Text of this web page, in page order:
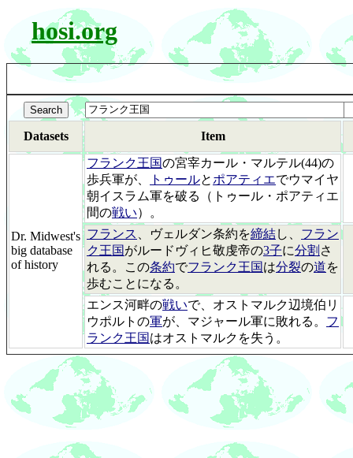
hosi.org
Datasets Item
Dr. Midwest's
big database
of history
フランク王国の宮宰カール・マルテル(44)の
歩兵軍が、
トゥールと ポアティエでウマイヤ
朝イスラム軍を破る（トゥール・ポアティエ
間の戦い）。
フランス
、ヴェルダン条約を締結し、 フラン
ク王国 がルードヴィヒ敬虔帝の3子に分割 さ
れる。この条約でフランク王国 は分裂の道を
歩むことになる。
エンス河畔の戦いで、オストマルク辺境伯リ
ウポルトの軍が、マジャール軍に敗れる。 フ
ランク王国はオストマルクを失う。